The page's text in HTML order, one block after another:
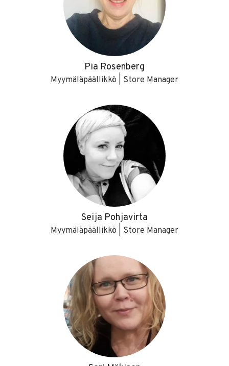
Pia Rosenberg
Myymäläpäällikkö | Store Manager
Seija Pohjavirta
Myymäläpäällikkö | Store Manager